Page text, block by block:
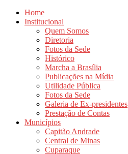
Home
Institucional
Quem Somos
Diretoria
Fotos da Sede
Histórico
Marcha a Brasília
Publicações na Mídia
Utilidade Pública
Fotos da Sede
Galeria de Ex-presidentes
Prestação de Contas
Municípios
Capitão Andrade
Central de Minas
Cuparaque